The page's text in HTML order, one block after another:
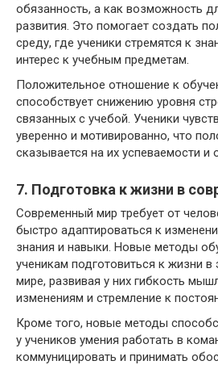
обязанность, а как возможность
развития. Это помогает создать
среду, где ученики стремятся к
интерес к учебным предметам.
Положительное отношение к
способствует снижению уровня
связанных с учебой. Ученики
уверенно и мотивированно, что
сказывается на их успеваемости
7. Подготовка к жизни в
Современный мир требует от
быстро адаптироваться к
знания и навыки. Новые методы
ученикам подготовиться к жизни
мире, развивая у них гибкость
изменениям и стремление к
Кроме того, новые методы
у учеников умения работать в
коммуницировать и принимать